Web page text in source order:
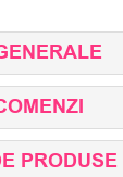
PRODUSE